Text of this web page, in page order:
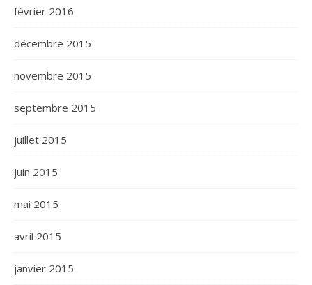
février 2016
décembre 2015
novembre 2015
septembre 2015
juillet 2015
juin 2015
mai 2015
avril 2015
janvier 2015